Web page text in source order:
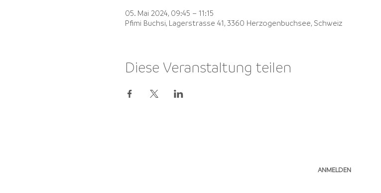
05. Mai 2024, 09:45 – 11:15
Pfimi Buchsi, Lagerstrasse 41, 3360 Herzogenbuchsee, Schweiz
Diese Veranstaltung teilen
ANMELDEN